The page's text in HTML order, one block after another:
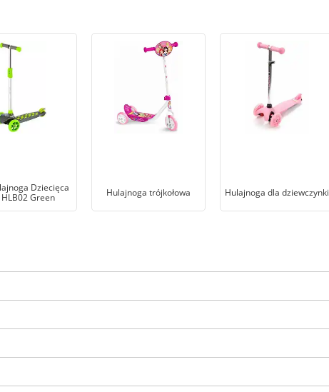
Dziecięca
HLB02 Green
Hulajnoga trójkołowa Hulajnoga dla dziewczynki